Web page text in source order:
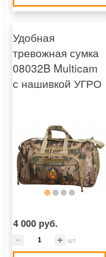
Удобная
тревожная сумка
08032B Multicam
с нашивкой УГРО
4 000 руб.
шт